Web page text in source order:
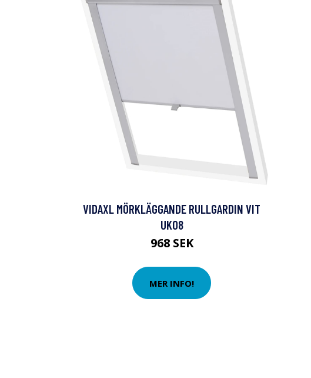
VIDAXL MÖRKLÄGGANDE RULLGARDIN VIT
UK08
968 SEK
MER INFO!